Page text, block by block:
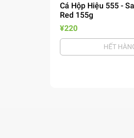
Cá Hộp Hiệu 555 -
Red 155g
¥220
HẾT